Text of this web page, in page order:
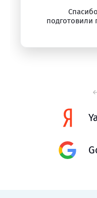
подготовили